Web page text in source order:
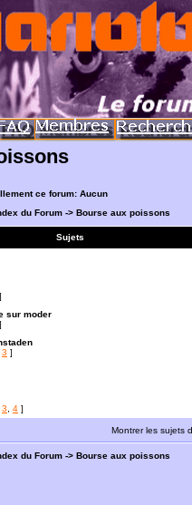
ce forum: Aucun
du Forum -> Bourse aux poissons
Sujets
]
sur moder
]
3 ]
3 4 ]
Montrer les sujets
du Forum -> Bourse aux poissons